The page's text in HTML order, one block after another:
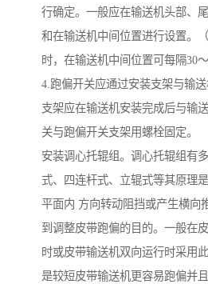
行确定。一般应在输送机头部、
和在输送机中间位置进行设置。
时，在输送机中间位置可每隔30～
4.跑偏开关应通过安装支架与输
支架应在输送机安装完成后与输
关与跑偏开关支架用螺栓固定。
安装调心托辊组。调心托辊组有
式、四连杆式、立辊式等其原理
平面内 方向转动阻挡或产生横向
到调整皮带跑偏的目的。一般在
时或皮带输送机双向运行时采用
是较短皮带输送机更容易跑偏并